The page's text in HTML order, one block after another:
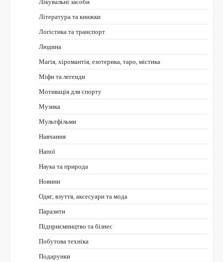
Література та книжки
Логістика та транспорт
Людина
Магія, хіромантія, езотерика, таро, містика
Міфи та легенди
Мотивація для спорту
Музика
Мультфільми
Навчання
Напої
Наука та природа
Новини
Одяг, взуття, аксесуари та мода
Паразити
Підприємництво та бізнес
Побутова техніка
Подарунки